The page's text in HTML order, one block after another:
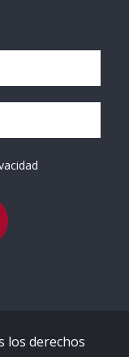
los derechos